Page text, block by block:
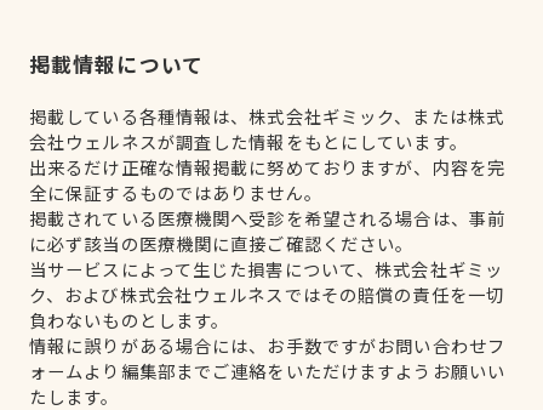
掲載情報について
掲載している各種情報は、株式会社ギミック、または株式
会社ウェルネスが調査した情報をもとにしています。
出来るだけ正確な情報掲載に努めておりますが、内容を完
全に保証するものではありません。
掲載されている医療機関へ受診を希望される場合は、事前
に必ず該当の医療機関に直接ご確認ください。
当サービスによって生じた損害について、株式会社ギミッ
ク、および株式会社ウェルネスではその賠償の責任を一切
負わないものとします。
情報に誤りがある場合には、お手数ですがお問い合わせフ
ォームより編集部までご連絡をいただけますようお願いい
たします。